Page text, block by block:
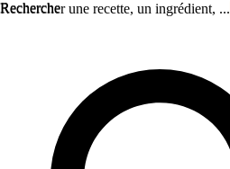
Recherche
Rechercher une recette, un ingrédient, ...